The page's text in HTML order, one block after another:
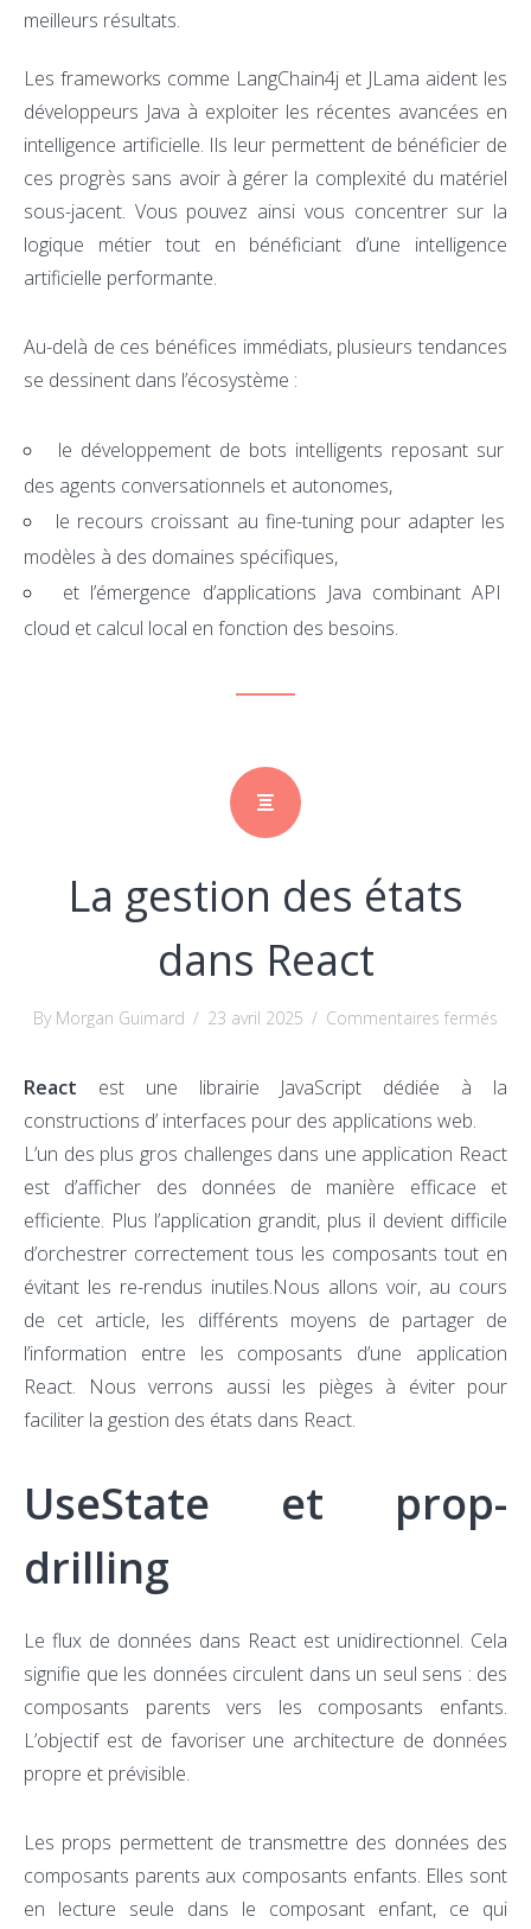
meilleurs résultats.
Les frameworks comme LangChain4j et JLama aident les
développeurs Java à exploiter les récentes avancées en
intelligence artificielle. Ils leur permettent de bénéficier de
ces progrès sans avoir à gérer la complexité du matériel
sous-jacent. Vous pouvez ainsi vous concentrer sur la
logique métier tout en bénéficiant d’une intelligence
artificielle performante.
Au-delà de ces bénéfices immédiats, plusieurs tendances
se dessinent dans l’écosystème :
le développement de bots intelligents reposant sur
des agents conversationnels et autonomes,
le recours croissant au fine-tuning pour adapter les
modèles à des domaines spécifiques,
et l’émergence d’applications Java combinant API
cloud et calcul local en fonction des besoins.
La gestion des états
dans React
By Morgan Guimard / 23 avril 2025 / Commentaires fermés
React est une librairie JavaScript dédiée à la
constructions d’ interfaces pour des applications web.
L’un des plus gros challenges dans une application React
est d’afficher des données de manière efficace et
efficiente. Plus l’application grandit, plus il devient difficile
d’orchestrer correctement tous les composants tout en
évitant les re-rendus inutiles.Nous allons voir, au cours
de cet article, les différents moyens de partager de
l’information entre les composants d’une application
React. Nous verrons aussi les pièges à éviter pour
faciliter la gestion des états dans React.
UseState et prop-
drilling
Le flux de données dans React est unidirectionnel. Cela
signifie que les données circulent dans un seul sens : des
composants parents vers les composants enfants.
L’objectif est de favoriser une architecture de données
propre et prévisible.
Les props permettent de transmettre des données des
composants parents aux composants enfants. Elles sont
en lecture seule dans le composant enfant, ce qui